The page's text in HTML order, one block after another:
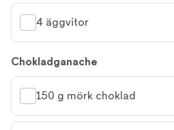
4 äggvitor
Chokladganache
150 g mörk choklad